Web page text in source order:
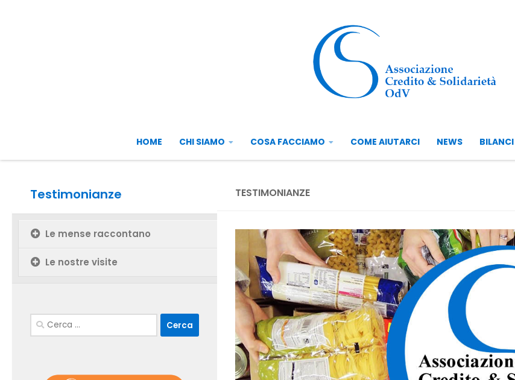
HOME CHI SIAMO COSA FACCIAMO COME AIUTARCI NEWS BILANCI
TESTIMONIANZE
Testimonianze
Le mense raccontano
Le nostre visite
Ricerca
per: